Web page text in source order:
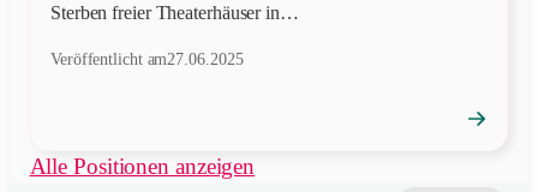
Sterben freier Theaterhäuser in…
Veröffentlicht am27.06.2025
→
Alle Positionen anzeigen